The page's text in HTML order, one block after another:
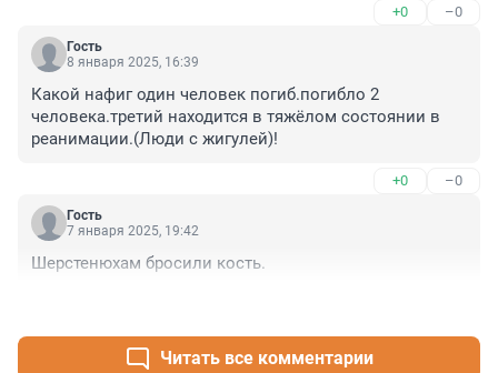
+0 –0
Гость
8 января 2025, 16:39
Какой нафиг один человек погиб.погибло 2
человека.третий находится в тяжёлом состоянии в
реанимации.(Люди с жигулей)!
+0 –0
Гость
7 января 2025, 19:42
Шерстенюхам бросили кость.
Читать все комментарии